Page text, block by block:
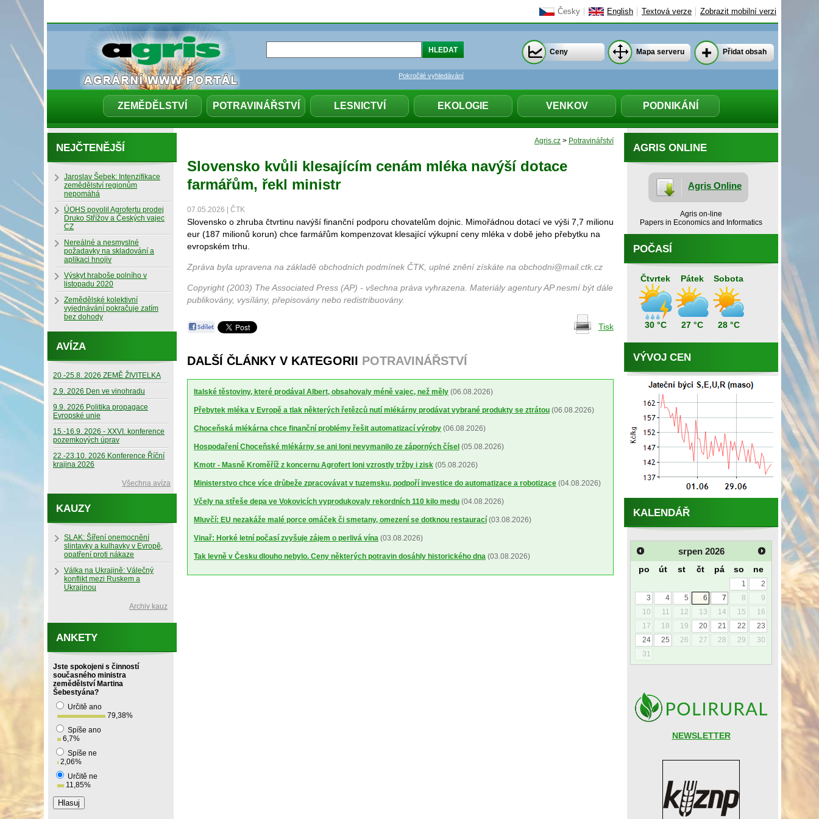
Česky English Textová verze Zobrazit mobilní verzi
ZEMĚDĚLSTVÍ POTRAVINÁŘSTVÍ LESNICTVÍ EKOLOGIE VENKOV PODNIKÁNÍ
Pokročilé vyhledávání
Ceny Mapa serveru Přidat obsah
Agris.cz > Potravinářství
Slovensko kvůli klesajícím cenám mléka navýší dotace
farmářům, řekl ministr
07.05.2026 | ČTK
Slovensko o zhruba čtvrtinu navýší finanční podporu chovatelům dojnic. Mimořádnou dotací ve výši 7,7 milionu
eur (187 milionů korun) chce farmářům kompenzovat klesající výkupní ceny mléka v době jeho přebytku na
evropském trhu.
Zpráva byla upravena na základě obchodních podmínek ČTK, uplné znění získáte na obchodni@mail.ctk.cz
Copyright (2003) The Associated Press (AP) - všechna práva vyhrazena. Materiály agentury AP nesmí být dále
publikovány, vysílány, přepisovány nebo redistribuovány.
Tisk
DALŠÍ ČLÁNKY V KATEGORII POTRAVINÁŘSTVÍ
Italské těstoviny, které prodával Albert, obsahovaly méně vajec, než měly (06.08.2026)
Přebytek mléka v Evropě a tlak některých řetězců nutí mlékárny prodávat vybrané produkty se ztrátou (06.08.2026)
Choceňská mlékárna chce finanční problémy řešit automatizací výroby (06.08.2026)
Hospodaření Choceňské mlékárny se ani loni nevymanilo ze záporných čísel (05.08.2026)
Kmotr - Masně Kroměříž z koncernu Agrofert loni vzrostly tržby i zisk (05.08.2026)
Ministerstvo chce více drůbeže zpracovávat v tuzemsku, podpoří investice do automatizace a robotizace (04.08.2026)
Včely na střeše depa ve Vokovicích vyprodukovaly rekordních 110 kilo medu (04.08.2026)
Mluvčí: EU nezakáže malé porce omáček či smetany, omezení se dotknou restaurací (03.08.2026)
Vinař: Horké letní počasí zvyšuje zájem o perlivá vína (03.08.2026)
Tak levně v Česku dlouho nebylo. Ceny některých potravin dosáhly historického dna (03.08.2026)
AGRIS ONLINE
Agris Online
Agris on-line
Papers in Economics and Informatics
POČASÍ
Čtvrtek
30 °C
Pátek
27 °C
Sobota
28 °C
VÝVOJ CEN
KALENDÁŘ
srpen 2026
po út st čt pá so ne
1
2
3
4 5 6 7 8
9
10
11 12 13 14 15
16
17
18 19 20 21 22
23
24
25 26 27 28 29
30
31
NEWSLETTER
NEJČTENĚJŠÍ
Jaroslav Šebek: Intenzifikace
zemědělství regionům
nepomáhá
ÚOHS povolil Agrofertu prodej
Druko Střížov a Českých vajec
CZ
Nereálné a nesmyslné
požadavky na skladování a
aplikaci hnojiv
Výskyt hraboše polního v
listopadu 2020
Zemědělské kolektivní
vyjednávání pokračuje zatím
bez dohody
AVÍZA
20.-25.8. 2026 ZEMĚ ŽIVITELKA
2.9. 2026 Den ve vinohradu
9.9. 2026 Politika propagace
Evropské unie
15.-16.9. 2026 - XXVI. konference
pozemkových úprav
22.-23.10. 2026 Konference Říční
krajina 2026
Všechna avíza
KAUZY
SLAK: Šíření onemocnění
slintavky a kulhavky v Evropě,
opatření proti nákaze
Válka na Ukrajině: Válečný
konflikt mezi Ruskem a
Ukrajinou
Archiv kauz
ANKETY
Jste spokojeni s činností
současného ministra
zemědělství Martina
Šebestyána?
Určitě ano
79,38%
Spíše ano
6,7%
Spíše ne
2,06%
Určitě ne
11,85%